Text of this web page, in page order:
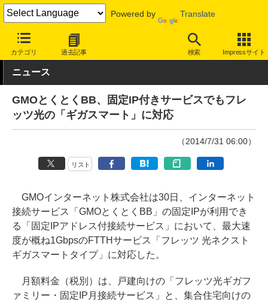
Powered by Translate
カテゴリ 過去記事 検索 Impressサイト
INTERNET Watch サービス/ソフト ISP
ニュース
GMOとくとくBB、固定IP付きサービスでもフレ
ッツ光の「ギガスマート」に対応
（2014/7/31 06:00）
リスト
GMOインターネット株式会社は30日、インターネット
接続サービス「GMOとくとくBB」の固定IPが利用でき
る「固定IPアドレス付接続サービス」において、最大速
度が概ね1GbpsのFTTHサービス「フレッツ 光ネクスト
ギガスマートタイプ」に対応した。
月額料金（税別）は、戸建向けの「フレッツ光ギガフ
ァミリー・固定IP月接続サービス」と、集合住宅向けの